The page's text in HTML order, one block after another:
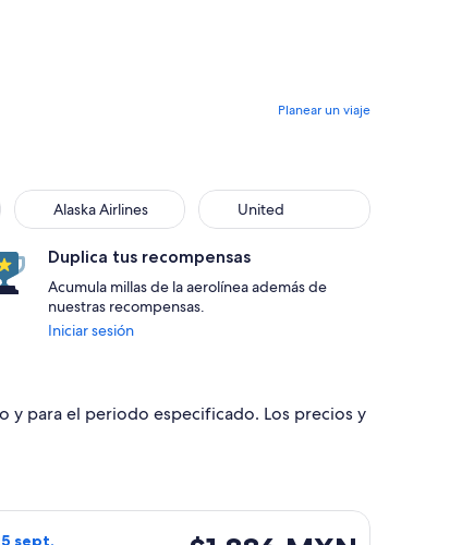
Planear un viaje
Alaska Airlines United
Duplica tus recompensas
Acumula millas de la aerolínea además de
nuestras recompensas.
Iniciar sesión
y para el periodo especificado. Los precios y
el sáb, 26 sept., con precio de $1,881 MXN. encontrado
sept.
WestJet, con salida el vie, 18 sept. desde Edmonton